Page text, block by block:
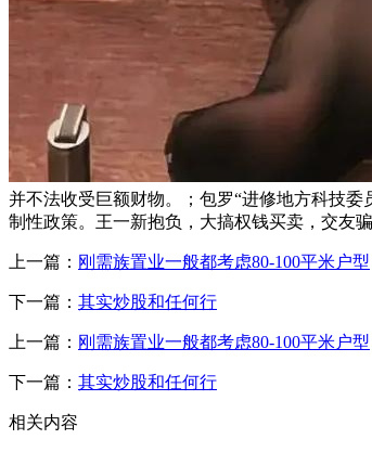
并不法收受巨额财物。；包罗“进修地方科技
制性政策。王一新抱负，大搞权钱买卖，交友骗
上一篇： 刚需族置业一般都考虑80-100平米户型
下一篇： 其实炒股和任何行
上一篇： 刚需族置业一般都考虑80-100平米户型
下一篇： 其实炒股和任何行
相关内容